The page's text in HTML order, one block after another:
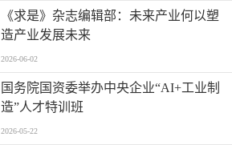
《求是》杂志编辑部：未来产业何以塑
造产业发展未来
2026-06-02
国务院国资委举办中央企业“AI+工业制
造”人才特训班
2026-05-22